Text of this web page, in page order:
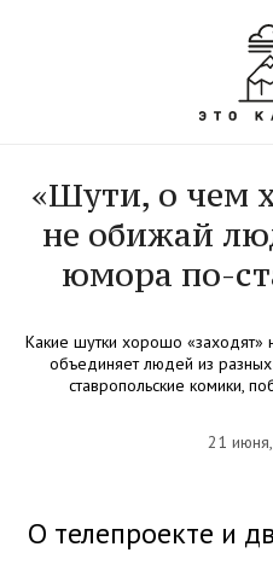
«Шути, о чем
не обижай
юмора по-
Какие шутки хорошо «заходят»
объединяет людей из разных
ставропольские комики,
21
О телепроекте и